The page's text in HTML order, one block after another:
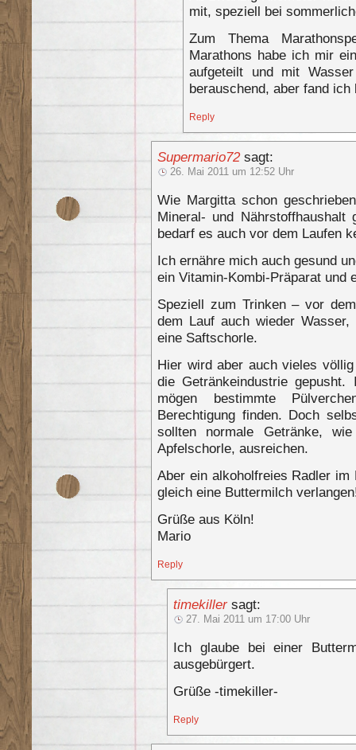
mit, speziell bei
Zum Thema
Marathons habe ich mir
aufgeteilt und mit
berauschend, aber fand
Reply
Supermario72 sagt:
26. Mai 2011 um 12:52 Uhr
Wie Margitta schon
Mineral- und
bedarf es auch vor dem Laufen
Ich ernähre mich auch gesund
ein Vitamin-Kombi-Präparat und
Speziell zum Trinken – vor
dem Lauf auch wieder
eine Saftschorle.
Hier wird aber auch vieles
die Getränkeindustrie
mögen bestimmte
Berechtigung finden. Doch
sollten normale Getränke,
Apfelschorle, ausreichen.
Aber ein alkoholfreies Radler
gleich eine Buttermilch
Grüße aus Köln!
Mario
Reply
timekiller sagt:
27. Mai 2011 um 17:00 Uhr
Ich glaube bei einer
ausgebürgert.
Grüße -timekiller-
Reply